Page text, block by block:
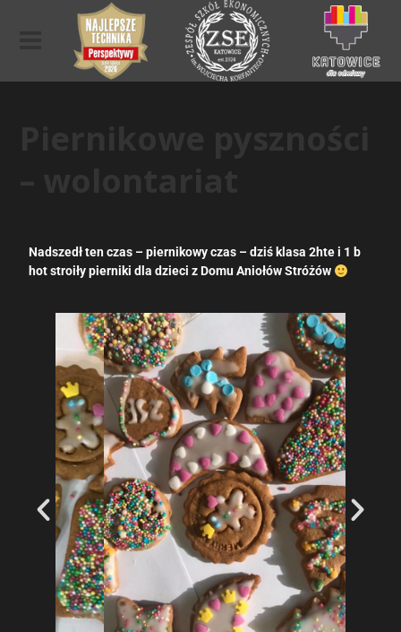
Nadszedł ten czas – piernikowy czas – dziś klasa 2hte i 1 b
hot stroiły pierniki dla dzieci z Domu Aniołów Stróżów